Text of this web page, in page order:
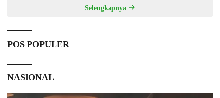
Selengkapnya
POS POPULER
NASIONAL